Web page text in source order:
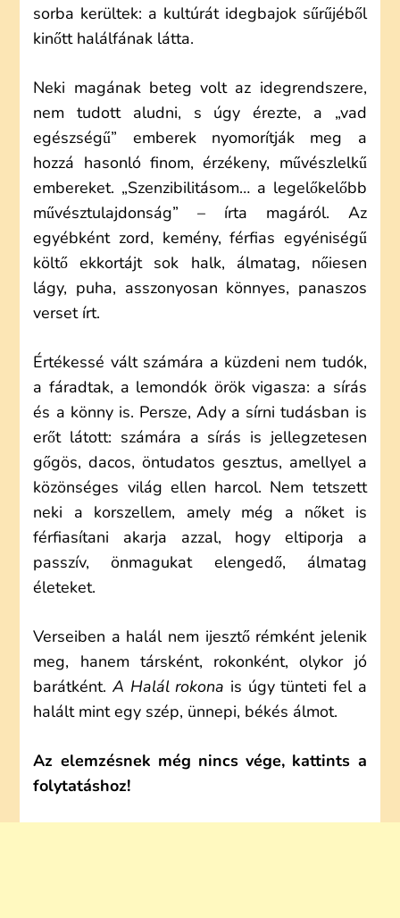
sorba kerültek: a kultúrát idegbajok sűrűjéből
kinőtt halálfának látta.
Neki magának beteg volt az idegrendszere,
nem tudott aludni, s úgy érezte, a „vad
egészségű” emberek nyomorítják meg a
hozzá hasonló finom, érzékeny, művészlelkű
embereket. „Szenzibilitásom… a legelőkelőbb
művésztulajdonság” – írta magáról. Az
egyébként zord, kemény, férfias egyéniségű
költő ekkortájt sok halk, álmatag, nőiesen
lágy, puha, asszonyosan könnyes, panaszos
verset írt.
Értékessé vált számára a küzdeni nem tudók,
a fáradtak, a lemondók örök vigasza: a sírás
és a könny is. Persze, Ady a sírni tudásban is
erőt látott: számára a sírás is jellegzetesen
gőgös, dacos, öntudatos gesztus, amellyel a
közönséges világ ellen harcol. Nem tetszett
neki a korszellem, amely még a nőket is
férfiasítani akarja azzal, hogy eltiporja a
passzív, önmagukat elengedő, álmatag
életeket.
Verseiben a halál nem ijesztő rémként jelenik
meg, hanem társként, rokonként, olykor jó
barátként.A Halál rokona is úgy tünteti fel a
halált mint egy szép, ünnepi, békés álmot.
Az elemzésnek még nincs vége, kattints a
folytatáshoz!